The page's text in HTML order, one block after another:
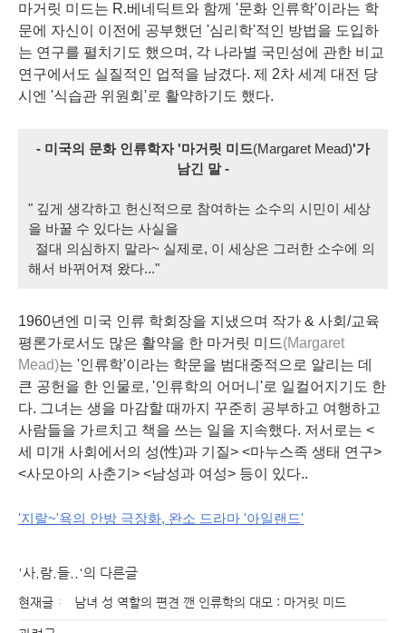
마거릿 미드는 R.베네딕트와 함께 '문화 인류학'이라는 학
문에 자신이 이전에 공부했던 '심리학'적인 방법을 도입하
는 연구를 펼치기도 했으며, 각 나라별 국민성에 관한 비교
연구에서도 실질적인 업적을 남겼다. 제 2차 세계 대전 당
시엔 '식습관 위원회'로 활약하기도 했다.
- 미국의 문화 인류학자 '마거릿 미드(Margaret Mead)'가
남긴 말 -
" 깊게 생각하고 헌신적으로 참여하는 소수의 시민이 세상
을 바꿀 수 있다는 사실을
절대 의심하지 말라~ 실제로, 이 세상은 그러한 소수에 의
해서 바뀌어져 왔다..."
1960년엔 미국 인류 학회장을 지냈으며 작가 & 사회/교육
평론가로서도 많은 활약을 한 마거릿 미드(Margaret
Mead)는 '인류학'이라는 학문을 범대중적으로 알리는 데
큰 공헌을 한 인물로, '인류학의 어머니'로 일컬어지기도 한
다. 그녀는 생을 마감할 때까지 꾸준히 공부하고 여행하고
사람들을 가르치고 책을 쓰는 일을 지속했다. 저서로는 <
세 미개 사회에서의 성(性)과 기질> <마누스족 생태 연구>
<사모아의 사춘기> <남성과 여성> 등이 있다..
'지랄~'욕의 안방 극장화, 완소 드라마 '아일랜드'
'사.람.들..'의 다른글
현재글 남녀 성 역할의 편견 깬 인류학의 대모 : 마거릿 미드